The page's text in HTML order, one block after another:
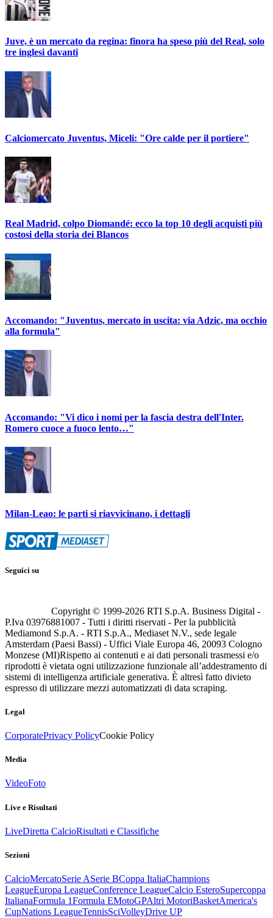
Juve, è un mercato da regina: finora ha speso più del Real, solo
tre inglesi davanti
Calciomercato Juventus, Miceli: "Ore calde per il portiere"
Real Madrid, colpo Diomandé: ecco la top 10 degli acquisti più
costosi della storia dei Blancos
Accomando: "Juventus, mercato in uscita: via Adzic, ma occhio
alla formula"
Accomando: "Vi dico i nomi per la fascia destra dell'Inter.
Romero cuoce a fuoco lento…"
Milan-Leao: le parti si riavvicinano, i dettagli
Seguici su
Copyright © 1999-2026 RTI S.p.A. Business Digital -
P.Iva 03976881007 - Tutti i diritti riservati - Per la pubblicità
Mediamond S.p.A. - RTI S.p.A., Mediaset N.V., sede legale
Amsterdam (Paesi Bassi) - Uffici Viale Europa 46, 20093 Cologno
Monzese (MI)Rispetto ai contenuti e ai dati personali trasmessi e/o
riprodotti è vietata ogni utilizzazione funzionale all’addestramento di
sistemi di intelligenza artificiale generativa. È altresì fatto divieto
espresso di utilizzare mezzi automatizzati di data scraping.
Legal
CorporatePrivacy PolicyCookie Policy
Media
VideoFoto
Live e Risultati
LiveDiretta CalcioRisultati e Classifiche
Sezioni
CalcioMercatoSerie ASerie BCoppa ItaliaChampions
LeagueEuropa LeagueConference LeagueCalcio EsteroSupercoppa
ItalianaFormula 1Formula EMotoGPAltri MotoriBasketAmerica's
CupNations LeagueTennisSciVolleyDrive UP